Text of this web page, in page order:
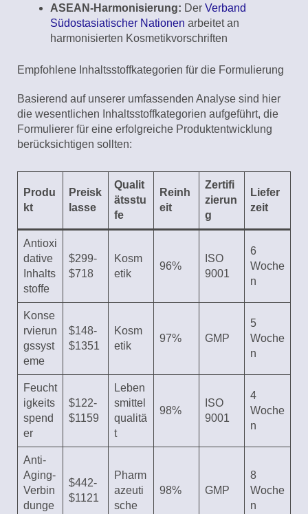
ASEAN-Harmonisierung: Der Verband
Südostasiatischer Nationen arbeitet an
harmonisierten Kosmetikvorschriften
Empfohlene Inhaltsstoffkategorien für die Formulierung
Basierend auf unserer umfassenden Analyse sind hier
die wesentlichen Inhaltsstoffkategorien aufgeführt, die
Formulierer für eine erfolgreiche Produktentwicklung
berücksichtigen sollten:
Produ
kt
Preisk
lasse
Qualit
ätsstu
fe
Reinh
eit
Zertifi
zierun
g
Liefer
zeit
Antioxi
dative
Inhalts
stoffe
$299-
$718
Kosm
etik
96%
ISO
9001
6
Woche
n
Konse
rvierun
gssyst
eme
$148-
$1351
Kosm
etik
97% GMP
5
Woche
n
Feucht
igkeits
spend
er
$122-
$1159
Leben
smittel
qualitä
t
98%
ISO
9001
4
Woche
n
Anti-
Aging-
Verbin
dunge
$442-
$1121
Pharm
azeuti
sche
98% GMP
8
Woche
n